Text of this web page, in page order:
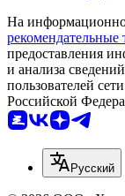
На
рекомендательные
предоставления
и анализа
пользователей
Российской
Русский